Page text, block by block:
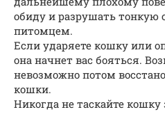
обиду и разрушать
питомцем.
Если ударяете кошку или
она ​​начнет вас бояться.
невозможно потом
кошки.
Никогда не таскайте